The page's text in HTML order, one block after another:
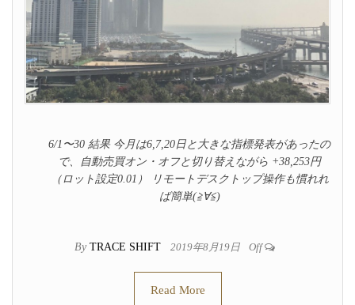
6/1〜30 結果 今月は6,7,20日と大きな指標発表があったの
で、自動売買オン・オフと切り替えながら +38,253円
（ロット設定0.01） リモートデスクトップ操作も慣れれ
ば簡単(≧∀≦)
By TRACE SHIFT 2019年8月19日 Off
Read More